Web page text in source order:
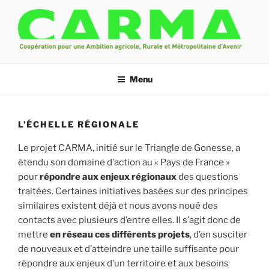
contenu
principal
Menu
L’ÉCHELLE RÉGIONALE
Le projet CARMA, initié sur le Triangle de Gonesse, a
étendu son domaine d’action au « Pays de France »
pourrépondre aux enjeux régionauxdes questions
traitées. Certaines initiatives basées sur des principes
similaires existent déjà et nous avons noué des
contacts avec plusieurs d’entre elles. Il s’agit donc de
mettre en réseau ces différents projets, d’en susciter
de nouveaux et d’atteindre une taille suffisante pour
répondre aux enjeux d’un territoire et aux besoins